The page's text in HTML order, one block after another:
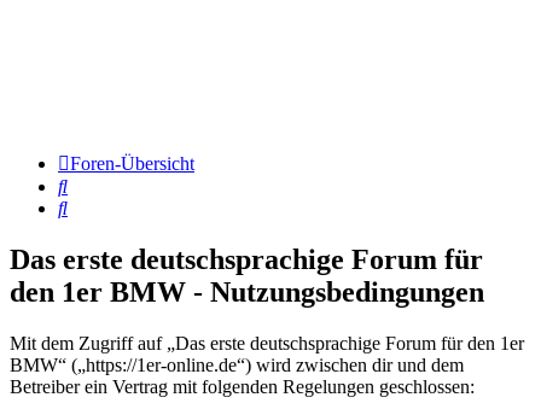
Foren-Übersicht
Suche
Suche
Das erste deutschsprachige Forum für
den 1er BMW - Nutzungsbedingungen
Mit dem Zugriff auf „Das erste deutschsprachige Forum für den 1er
BMW“ („https://1er-online.de“) wird zwischen dir und dem
Betreiber ein Vertrag mit folgenden Regelungen geschlossen: